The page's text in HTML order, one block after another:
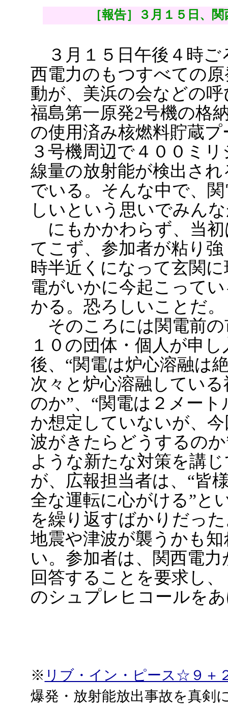
［報告］３月１５日、
３月１５日午後４時ご
西電力のもつすべての
動が、美浜の会などの
福島第一原発2号機の格
の使用済み核燃料貯蔵
３号機周辺で４００ミ
線量の放射能が検出さ
でいる。そんな中で、
しいという思いでみん
にもかかわらず、当初
てこず、参加者が粘り
時半近くになって玄関
電がいかに今起こって
かる。恐ろしいことだ。
そのころには関電前の
１０の団体・個人が申
後、“関電は炉心溶融は
次々と炉心溶融してい
のか”、“関電は２メー
か想定していないが、
波がきたらどうするの
ような新たな対策を講
が、広報担当者は、“皆
全な運転に心がける”と
を繰り返すばかりだっ
地震や津波が襲うかも
い。参加者は、関西電
回答することを要求し
のシュプレヒコールを
※ リブ・イン・ピース☆９＋
爆発・放射能放出事故を真剣